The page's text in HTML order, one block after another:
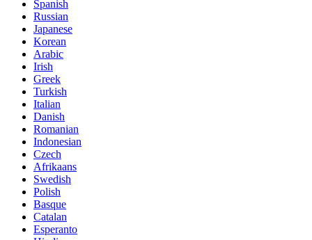
Spanish
Russian
Japanese
Korean
Arabic
Irish
Greek
Turkish
Italian
Danish
Romanian
Indonesian
Czech
Afrikaans
Swedish
Polish
Basque
Catalan
Esperanto